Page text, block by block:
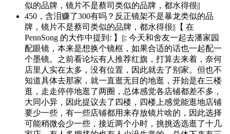
似的品牌，镜片不是蔡司类似的品牌，都水得很||
450，含泪赚了300有吗？反正镜架不是暴龙类似的品
牌，镜片不是蔡司类似的品牌，都水得很||【 在
PennSong 的大作中提到: 】||: 今天和舍友一起去潘家园
配眼镜，本来是想换个镜框，如果合适的话也一起配一
个墨镜。之前看论坛有人推荐红旗，打算去来着，奈何
店里人实在太多，没有位置，因此就去了别家。但也不
知道具体去那家，就一直逛无目的地逛，开始是在三楼
逛，走走停停地逛了两圈，总体感觉各店铺都差不多，
大同小异，因此提议去了四楼，四楼上感觉能逛地店铺
要少一些，有一些店铺都用来存放镜片啥的，因此选择
可能稍微会少一些，接近两个小时，挑挑选选逛了十几